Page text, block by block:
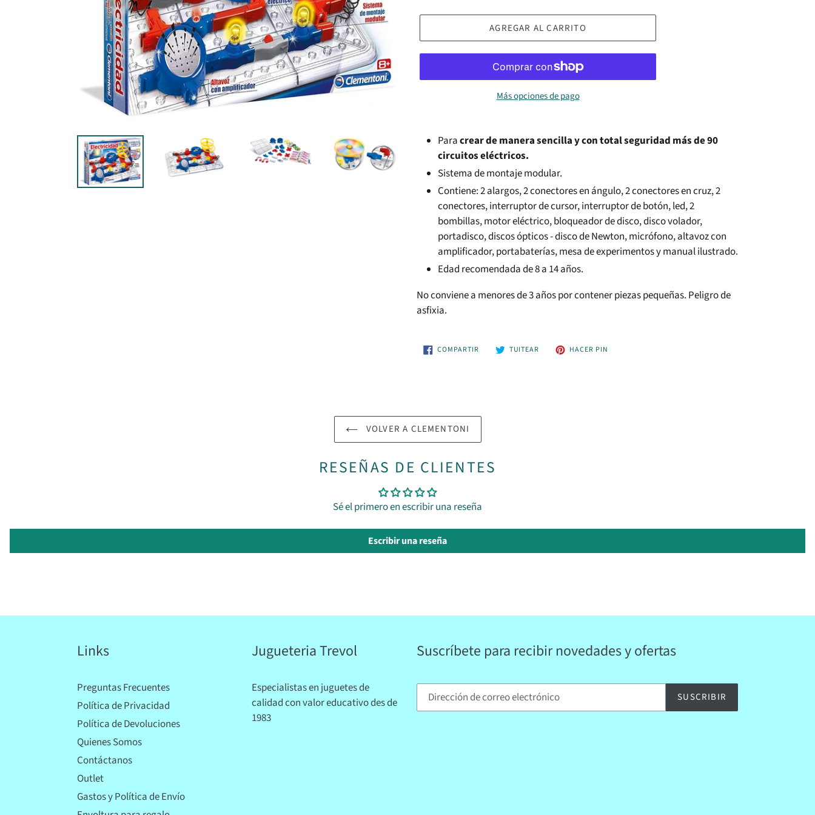
AGREGAR AL CARRITO
Más opciones de pago
Paracrear de manera sencilla y con total seguridad más de 90
circuitos eléctricos.
Sistema de montaje modular.
Contiene: 2 alargos, 2 conectores en ángulo, 2 conectores en cruz, 2
conectores, interruptor de cursor, interruptor de botón, led, 2
bombillas, motor eléctrico, bloqueador de disco, disco volador,
portadisco, discos ópticos - disco de Newton, micrófono, altavoz con
amplificador, portabaterías, mesa de experimentos y manual ilustrado.
Edad recomendada de 8 a 14 años.
No conviene a menores de 3 años por contener piezas pequeñas. Peligro de
asfixia.
COMPARTIRCOMPARTIR
EN
TUITEAR TUITEAR HACER PIN
VOLVER A CLEMENTONI
RESEÑAS DE CLIENTES
Sé el primero en escribir una reseña
Escribir una reseña
Links
Preguntas Frecuentes
Política de Privacidad
Política de Devoluciones
Quienes Somos
Contáctanos
Outlet
Gastos y Política de Envío
Jugueteria Trevol
Especialistas en juguetes de
calidad con valor educativo des de
1983
Suscríbete para recibir novedades y ofertas
SUSCRIBIR